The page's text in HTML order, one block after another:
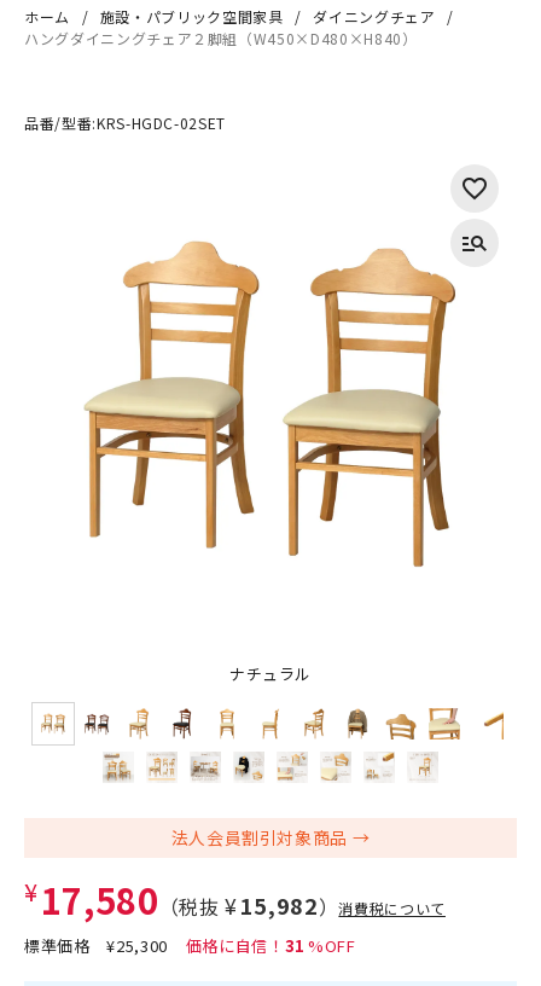
ホーム 施設・パブリック空間家具
ダイニングチェア
ハングダイニングチェア２脚組（W450×D480×H840）
品番/型番:KRS-HGDC-02SET
ナチュラル
法人会員割引対象商品
¥17,580 （税抜 ¥15,982）消費税について
標準価格¥25,300 31